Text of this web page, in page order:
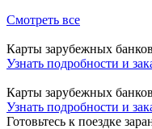
Смотреть все
Карты зарубежных банков
Узнать подробности и
Карты зарубежных банков
Узнать подробности и
Готовьтесь к поездке